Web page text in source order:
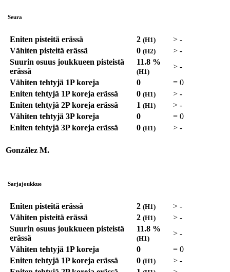
Seura
Eniten pisteitä erässä 2 (H1) > -
Vähiten pisteitä erässä
0 (H2) > -
Suurin osuus joukkueen pisteistä
erässä
11.8 %
(H1)
> -
Vähiten tehtyjä 1P koreja
0 = 0
Eniten tehtyjä 1P koreja erässä
0 (H1) > -
Eniten tehtyjä 2P koreja erässä
1 (H1) > -
Vähiten tehtyjä 3P koreja
0 = 0
Eniten tehtyjä 3P koreja erässä
0 (H1) > -
González M.
Sarjajoukkue
Eniten pisteitä erässä 2 (H1) > -
Vähiten pisteitä erässä
2 (H1) > -
Suurin osuus joukkueen pisteistä
erässä
11.8 %
(H1)
> -
Vähiten tehtyjä 1P koreja
0 = 0
Eniten tehtyjä 1P koreja erässä
0 (H1) > -